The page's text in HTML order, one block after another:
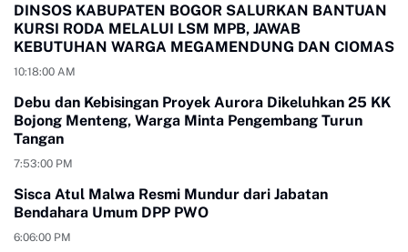
DINSOS KABUPATEN BOGOR SALURKAN BANTUAN
KURSI RODA MELALUI LSM MPB, JAWAB
KEBUTUHAN WARGA MEGAMENDUNG DAN CIOMAS
10:18:00 AM
Debu dan Kebisingan Proyek Aurora Dikeluhkan 25 KK
Bojong Menteng, Warga Minta Pengembang Turun
Tangan
7:53:00 PM
Sisca Atul Malwa Resmi Mundur dari Jabatan
Bendahara Umum DPP PWO
6:06:00 PM